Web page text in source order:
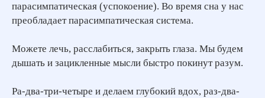
парасимпатическая (успокоение). Во время сна у нас
преобладает парасимпатическая система.
Можете лечь, расслабиться, закрыть глаза. Мы будем
дышать и зацикленные мысли быстро покинут разум.
Ра-два-три-четыре и делаем глубокий вдох, раз-два-